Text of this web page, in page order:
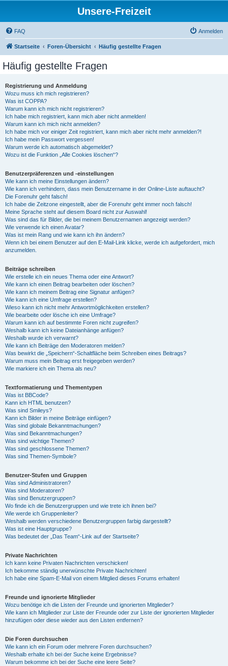
Unsere-Freizeit
FAQ Anmelden
Startseite Foren-Übersicht Häufig gestellte Fragen
Häufig gestellte Fragen
Registrierung und Anmeldung
Wozu muss ich mich registrieren?
Was ist COPPA?
Warum kann ich mich nicht registrieren?
Ich habe mich registriert, kann mich aber nicht anmelden!
Warum kann ich mich nicht anmelden?
Ich habe mich vor einiger Zeit registriert, kann mich aber nicht mehr anmelden?!
Ich habe mein Passwort vergessen!
Warum werde ich automatisch abgemeldet?
Wozu ist die Funktion „Alle Cookies löschen“?
Benutzerpräferenzen und -einstellungen
Wie kann ich meine Einstellungen ändern?
Wie kann ich verhindern, dass mein Benutzername in der Online-Liste auftaucht?
Die Forenuhr geht falsch!
Ich habe die Zeitzone eingestellt, aber die Forenuhr geht immer noch falsch!
Meine Sprache steht auf diesem Board nicht zur Auswahl!
Was sind das für Bilder, die bei meinem Benutzernamen angezeigt werden?
Wie verwende ich einen Avatar?
Was ist mein Rang und wie kann ich ihn ändern?
Wenn ich bei einem Benutzer auf den E-Mail-Link klicke, werde ich aufgefordert, mich
anzumelden.
Beiträge schreiben
Wie erstelle ich ein neues Thema oder eine Antwort?
Wie kann ich einen Beitrag bearbeiten oder löschen?
Wie kann ich meinem Beitrag eine Signatur anfügen?
Wie kann ich eine Umfrage erstellen?
Wieso kann ich nicht mehr Antwortmöglichkeiten erstellen?
Wie bearbeite oder lösche ich eine Umfrage?
Warum kann ich auf bestimmte Foren nicht zugreifen?
Weshalb kann ich keine Dateianhänge anfügen?
Weshalb wurde ich verwarnt?
Wie kann ich Beiträge den Moderatoren melden?
Was bewirkt die „Speichern“-Schaltfläche beim Schreiben eines Beitrags?
Warum muss mein Beitrag erst freigegeben werden?
Wie markiere ich ein Thema als neu?
Textformatierung und Thementypen
Was ist BBCode?
Kann ich HTML benutzen?
Was sind Smileys?
Kann ich Bilder in meine Beiträge einfügen?
Was sind globale Bekanntmachungen?
Was sind Bekanntmachungen?
Was sind wichtige Themen?
Was sind geschlossene Themen?
Was sind Themen-Symbole?
Benutzer-Stufen und Gruppen
Was sind Administratoren?
Was sind Moderatoren?
Was sind Benutzergruppen?
Wo finde ich die Benutzergruppen und wie trete ich ihnen bei?
Wie werde ich Gruppenleiter?
Weshalb werden verschiedene Benutzergruppen farbig dargestellt?
Was ist eine Hauptgruppe?
Was bedeutet der „Das Team“-Link auf der Startseite?
Private Nachrichten
Ich kann keine Privaten Nachrichten verschicken!
Ich bekomme ständig unerwünschte Private Nachrichten!
Ich habe eine Spam-E-Mail von einem Mitglied dieses Forums erhalten!
Freunde und ignorierte Mitglieder
Wozu benötige ich die Listen der Freunde und ignorierten Mitglieder?
Wie kann ich Mitglieder zur Liste der Freunde oder zur Liste der ignorierten Mitglieder
hinzufügen oder diese wieder aus den Listen entfernen?
Die Foren durchsuchen
Wie kann ich ein Forum oder mehrere Foren durchsuchen?
Weshalb erhalte ich bei der Suche keine Ergebnisse?
Warum bekomme ich bei der Suche eine leere Seite?